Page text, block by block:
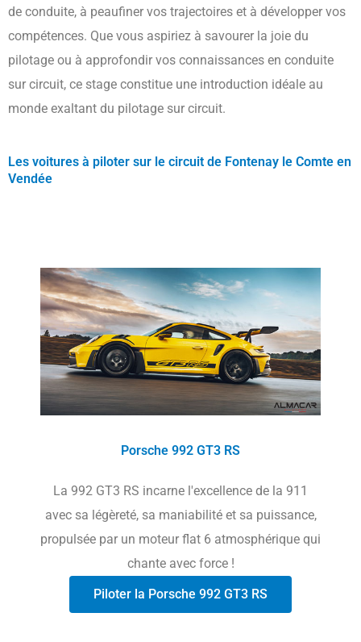
de conduite, à peaufiner vos trajectoires et à développer vos
compétences. Que vous aspiriez à savourer la joie du
pilotage ou à approfondir vos connaissances en conduite
sur circuit, ce stage constitue une introduction idéale au
monde exaltant du pilotage sur circuit.
Les voitures à piloter sur le circuit de Fontenay le Comte en
Vendée
Porsche 992 GT3 RS
La 992 GT3 RS incarne l'excellence de la 911
avec sa légèreté, sa maniabilité et sa puissance,
propulsée par un moteur flat 6 atmosphérique qui
chante avec force !
Piloter la Porsche 992 GT3 RS